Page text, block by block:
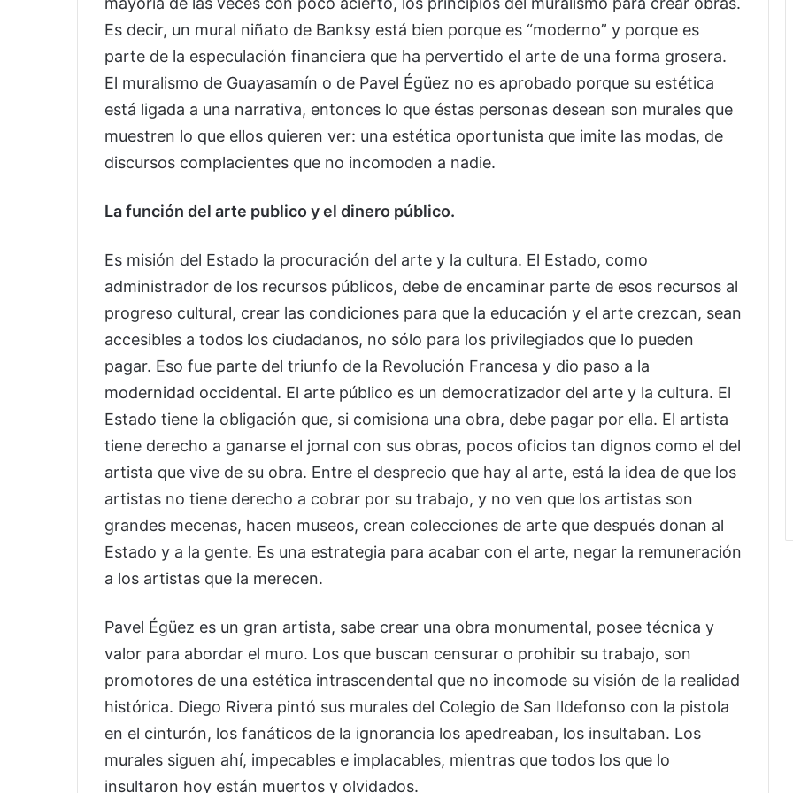
Es decir, un mural niñato de Banksy está bien porque es “moderno” y porque es
parte de la especulación financiera que ha pervertido el arte de una forma grosera.
El muralismo de Guayasamín o de Pavel Égüez no es aprobado porque su estética
está ligada a una narrativa, entonces lo que éstas personas desean son murales que
muestren lo que ellos quieren ver: una estética oportunista que imite las modas, de
discursos complacientes que no incomoden a nadie.
La función del arte publico y el dinero público.
Es misión del Estado la procuración del arte y la cultura. El Estado, como
administrador de los recursos públicos, debe de encaminar parte de esos recursos al
progreso cultural, crear las condiciones para que la educación y el arte crezcan, sean
accesibles a todos los ciudadanos, no sólo para los privilegiados que lo pueden
pagar. Eso fue parte del triunfo de la Revolución Francesa y dio paso a la
modernidad occidental. El arte público es un democratizador del arte y la cultura. El
Estado tiene la obligación que, si comisiona una obra, debe pagar por ella. El artista
tiene derecho a ganarse el jornal con sus obras, pocos oficios tan dignos como el del
artista que vive de su obra. Entre el desprecio que hay al arte, está la idea de que los
artistas no tiene derecho a cobrar por su trabajo, y no ven que los artistas son
grandes mecenas, hacen museos, crean colecciones de arte que después donan al
Estado y a la gente. Es una estrategia para acabar con el arte, negar la remuneración
a los artistas que la merecen.
Pavel Égüez es un gran artista, sabe crear una obra monumental, posee técnica y
valor para abordar el muro. Los que buscan censurar o prohibir su trabajo, son
promotores de una estética intrascendental que no incomode su visión de la realidad
histórica. Diego Rivera pintó sus murales del Colegio de San Ildefonso con la pistola
en el cinturón, los fanáticos de la ignorancia los apedreaban, los insultaban. Los
murales siguen ahí, impecables e implacables, mientras que todos los que lo
insultaron hoy están muertos y olvidados.